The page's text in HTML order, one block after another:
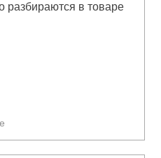
разбираются в товаре